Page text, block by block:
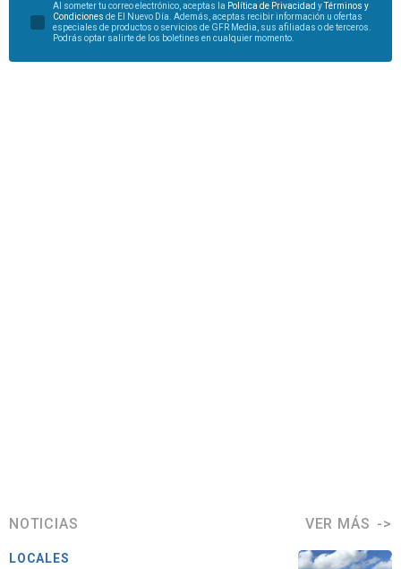
Al someter tu correo electrónico, aceptas la Política de Privacidad yTérminos y
Condiciones de El Nuevo Día. Además, aceptas recibir información u ofertas
especiales de productos o servicios de GFR Media, sus afiliadas o de terceros.
Podrás optar salirte de los boletines en cualquier momento.
NOTICIAS VER MÁS
LOCALES